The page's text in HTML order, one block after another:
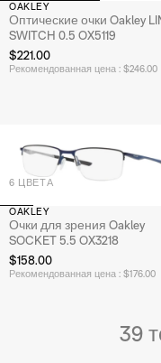
OAKLEY
Оптические очки Oakley
SWITCH 0.5 OX5119
$221.00
Рекомендованная цена : $246.00
6 ЦВЕТА
OAKLEY
Очки для зрения Oakley
SOCKET 5.5 OX3218
$158.00
Рекомендованная цена : $176.00
39